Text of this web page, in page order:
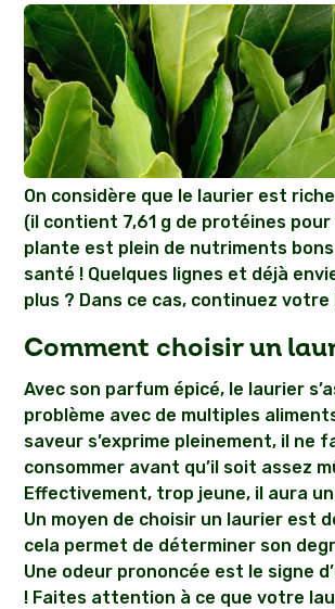
On considère que le laurier est
(il contient 7,61 g de protéines pour
plante est plein de nutriments
santé ! Quelques lignes et déjà
plus ? Dans ce cas, continuez
Comment choisir un
Avec son parfum épicé, le laurier
problème avec de multiples
saveur s’exprime pleinement, il ne
consommer avant qu’il soit assez
Effectivement, trop jeune, il aura
Un moyen de choisir un laurier est
cela permet de déterminer son
Une odeur prononcée est le signe
! Faites attention à ce que votre